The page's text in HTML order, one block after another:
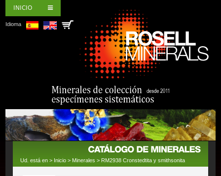
INICIO
Idioma
Ud. está en > Inicio > Minerales > RM2938 Cronstedtita y smithsonita